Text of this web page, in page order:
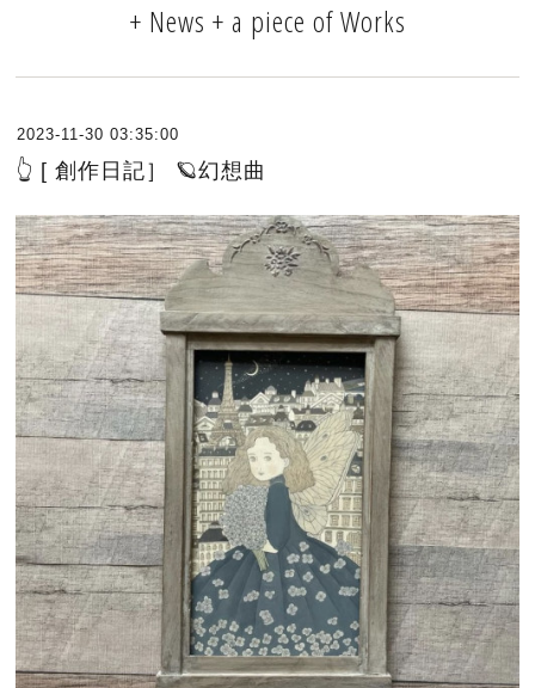
+ News + a piece of Works
2023-11-30 03:35:00
👆 [ 創作日記］ 🪐幻想曲